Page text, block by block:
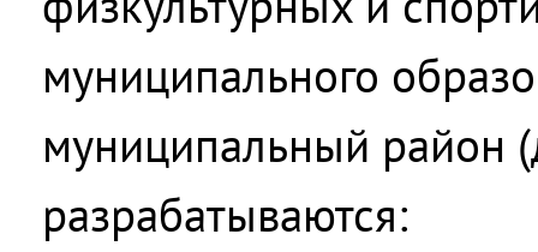
муниципального
муниципальный район
разрабатываются: